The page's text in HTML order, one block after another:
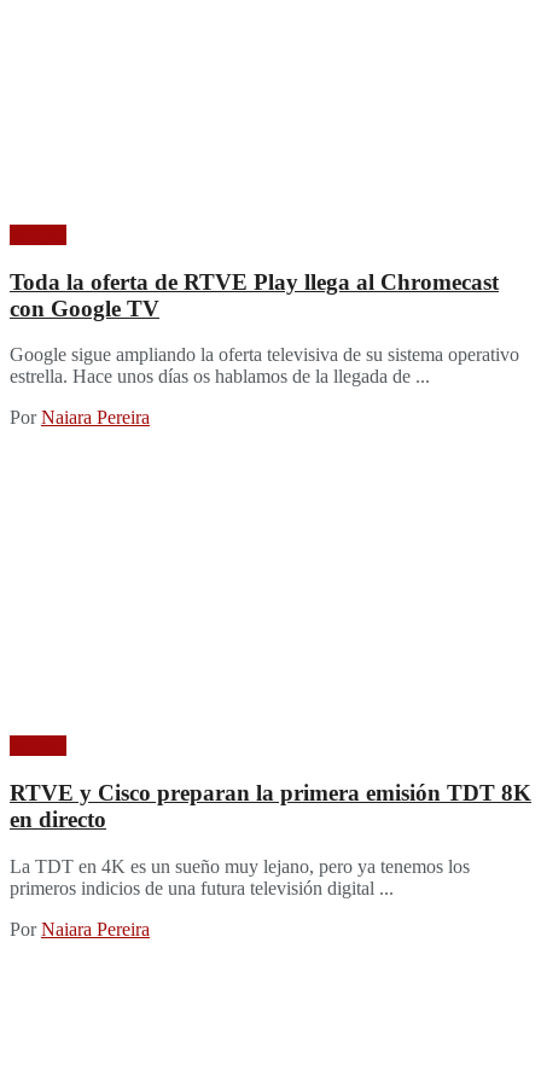
Toda la oferta de RTVE Play llega al Chromecast
con Google TV
Google sigue ampliando la oferta televisiva de su sistema operativo
estrella. Hace unos días os hablamos de la llegada de ...
Por Naiara Pereira
RTVE y Cisco preparan la primera emisión TDT 8K
en directo
La TDT en 4K es un sueño muy lejano, pero ya tenemos los
primeros indicios de una futura televisión digital ...
Por Naiara Pereira